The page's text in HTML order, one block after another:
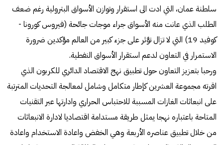
سلطنة عمان، التي ادت الى استقرار وتوازن الأسواق البترولية رغم ضعف
الطلب الذي عانت منه الأسواق جراء موجات جائحة (فيروس كورونا -
كوفيد 19) التي لا تزال تؤثر على جزء كبير من العالم مؤكدين ضرورة
الاستمرار في التعاون لدعم استقرار الأسواق النفطية.
ورحبا بتعزيز التعاون حول تطبيق نهج الاقتصاد الدائري للكربون الذي
اقرته مجموعة العشرين كإطار متكامل وشامل لمعالجة التحديات المترتبة
على انبعاثات الغازات المسببة للاحتباس الحراري وادارتها عبر التقنيات
المتاحة باعتباره نهجا يمثل طريقة مستدامة اقتصاديا لادارة الانبعاثات
من خلال تطبيق عناصره الأربعة وهي الخفض واعادة الاستخدام واعادة